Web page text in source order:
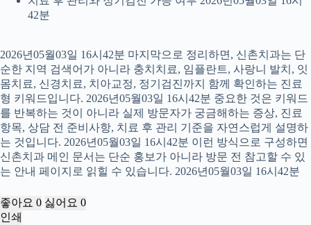
42분
2026년05월03일 16시42분 마지막으로 정리하면, 신촌치과는 단
순한 지역 검색어가 아니라 충치치료, 임플란트, 사랑니 발치, 잇
몸치료, 신경치료, 치아교정, 정기검진까지 함께 확인하는 진료
형 키워드입니다. 2026년05월03일 16시42분 중요한 것은 키워드
를 반복하는 것이 아니라 실제 방문자가 궁금해하는 증상, 진료
항목, 상담 전 준비사항, 치료 후 관리 기준을 자연스럽게 설명하
는 것입니다. 2026년05월03일 16시42분 이런 방식으로 구성하면
신촌치과 메인 문서는 단순 홍보가 아니라 방문 전 참고할 수 있
는 안내 페이지로 읽힐 수 있습니다. 2026년05월03일 16시42분
좋아요 0 싫어요 0
인쇄